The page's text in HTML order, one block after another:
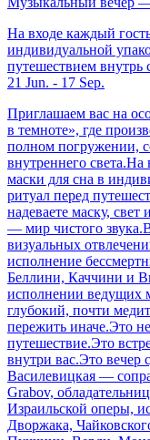
На входе каждый
индивидуальной
путешествием внутрь
21 Jun. - 17 Sep.
Приглашаем вас на
в темноте», где
полном погружении,
внутреннего света.На
маски для сна в
ритуал перед
надеваете маску, свет
— мир чистого
визуальных
исполнение
Беллини, Каччини и
исполнении ведущих
глубокий, почти
пережить иначе.Это
путешествие.Это
внутри вас.Это вечер
Василевицкая —
Grabov,
Израильской оперы,
Дворжака,